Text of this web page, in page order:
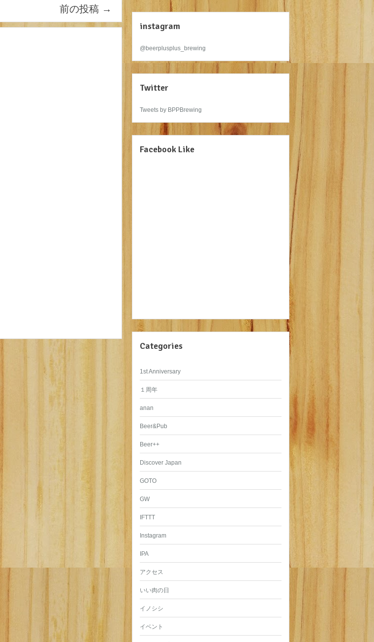
前の投稿 →
instagram
@beerplusplus_brewing
Twitter
Tweets by BPPBrewing
Facebook Like
Categories
1st Anniversary
１周年
anan
Beer&Pub
Beer++
Discover Japan
GOTO
GW
IFTTT
Instagram
IPA
アクセス
いい肉の日
イノシシ
イベント